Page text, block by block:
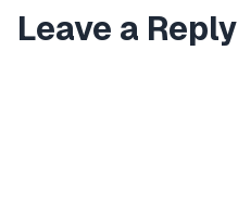
Leave a Reply